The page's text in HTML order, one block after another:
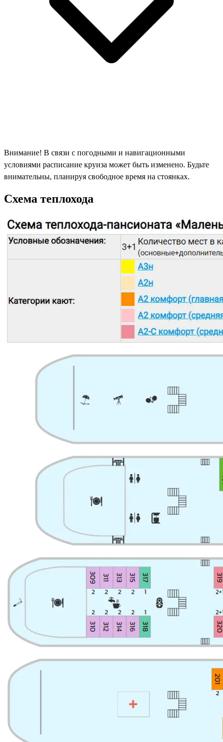
Внимание! В связи с погодными и навигационными
условиями расписание круиза может быть изменено. Будьте
внимательны, планируя свободное время на стоянках.
Схема теплохода